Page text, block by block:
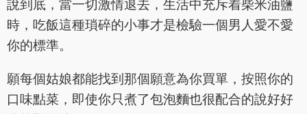
說到底，當一切激情退去，生活中充斥着柴米油鹽
時，吃飯這種瑣碎的小事才是檢驗一個男人愛不愛
你的標準。
願每個姑娘都能找到那個願意為你買單，按照你的
口味點菜，即使你只煮了包泡麵也很配合的說好好